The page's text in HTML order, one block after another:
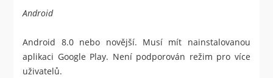
Android
Android 8.0 nebo novější. Musí mít nainstalovanou
aplikaci Google Play. Není podporován režim pro více
uživatelů.